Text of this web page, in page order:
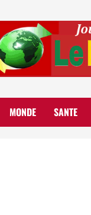
MONDE SANTE